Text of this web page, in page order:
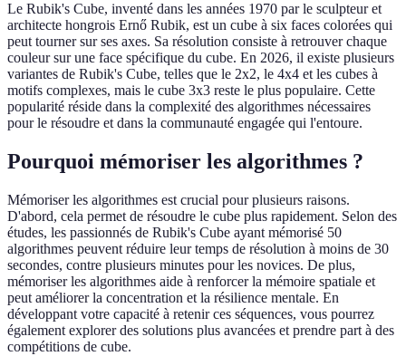
Le Rubik's Cube, inventé dans les années 1970 par le sculpteur et
architecte hongrois Ernő Rubik, est un cube à six faces colorées qui
peut tourner sur ses axes. Sa résolution consiste à retrouver chaque
couleur sur une face spécifique du cube. En 2026, il existe plusieurs
variantes de Rubik's Cube, telles que le 2x2, le 4x4 et les cubes à
motifs complexes, mais le cube 3x3 reste le plus populaire. Cette
popularité réside dans la complexité des algorithmes nécessaires
pour le résoudre et dans la communauté engagée qui l'entoure.
Pourquoi mémoriser les algorithmes ?
Mémoriser les algorithmes est crucial pour plusieurs raisons.
D'abord, cela permet de résoudre le cube plus rapidement. Selon des
études, les passionnés de Rubik's Cube ayant mémorisé 50
algorithmes peuvent réduire leur temps de résolution à moins de 30
secondes, contre plusieurs minutes pour les novices. De plus,
mémoriser les algorithmes aide à renforcer la mémoire spatiale et
peut améliorer la concentration et la résilience mentale. En
développant votre capacité à retenir ces séquences, vous pourrez
également explorer des solutions plus avancées et prendre part à des
compétitions de cube.